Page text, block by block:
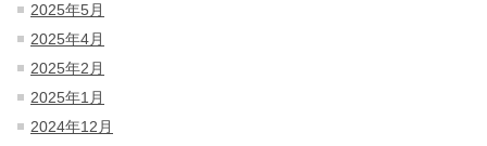
2025年5月
2025年4月
2025年2月
2025年1月
2024年12月